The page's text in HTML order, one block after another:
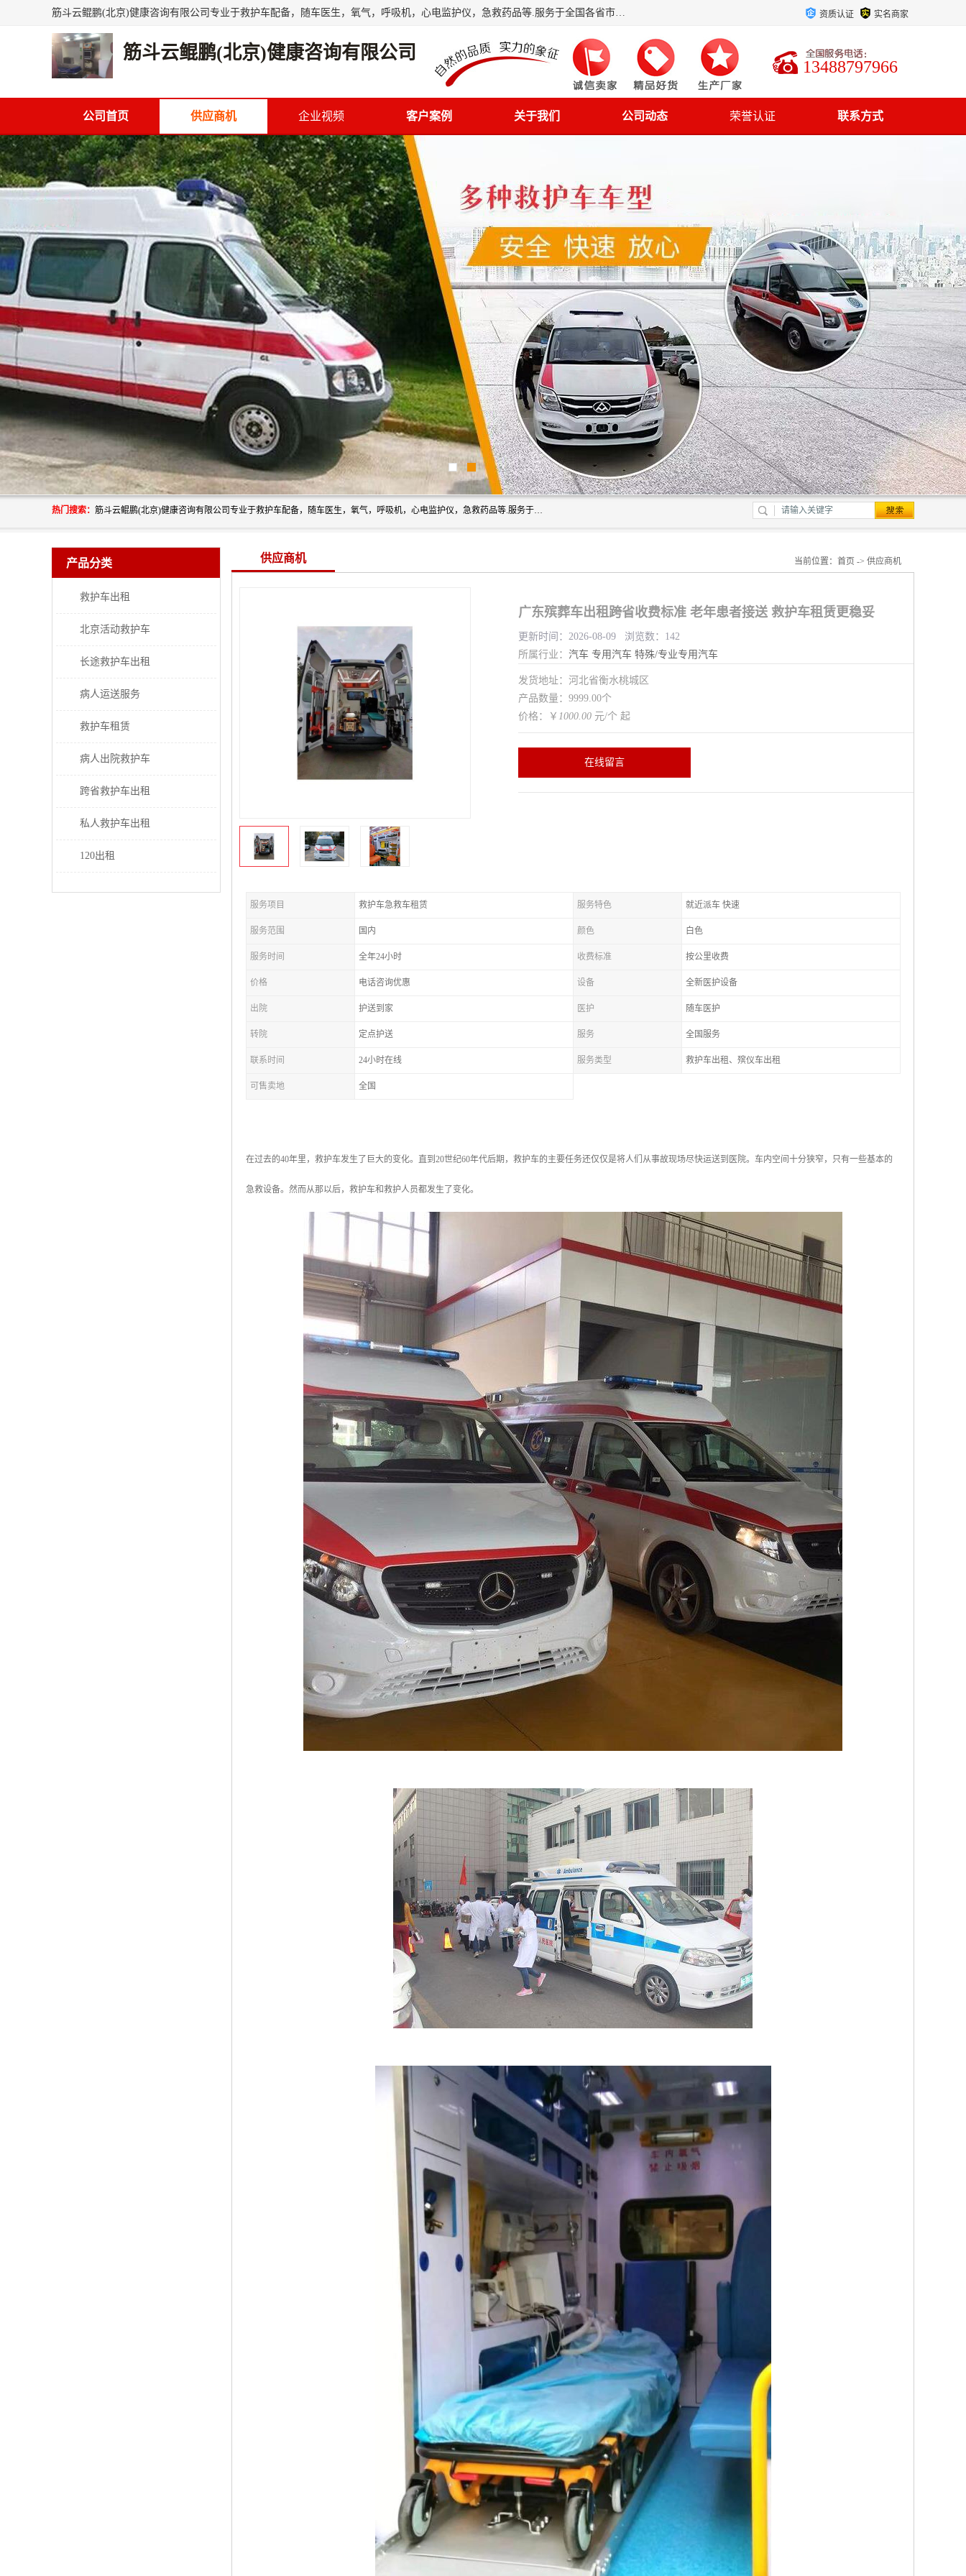
筋斗云鲲鹏(北京)健康咨询有限公司专业于救护车配备，随车医生，氧气，呼吸机，心电监护仪，急救药品等.服务于全国各省市之间伤病员和病愈者及家属的往返接送，及其他需要救护车特需服务的各项业务；承接各种会议、比赛、影视拍摄等所需的救护车服务；承接跨各省市救护*、救护车送病人到机场和火车站等各个指定区域。 资质认证 实名商家
筋斗云鲲鹏(北京)健康咨询有限公司
13488797966
公司首页 供应商机 企业视频 客户案例 关于我们 公司动态 荣誉认证 联系方式
热门搜索： 筋斗云鲲鹏(北京)健康咨询有限公司专业于救护车配备，随车医生，氧气，呼吸机，心电监护仪，急救药品等.服务于全国各省市之间伤病员和病愈者及家属的往返接送，及其他需要救护车特需服务的各项业务；承接各种会议、比赛、影视拍摄等所需的救护车服务；承接跨各省市救护*、救护车送病人到机场和火车站等各个指定区域。
产品分类
救护车出租
北京活动救护车
长途救护车出租
病人运送服务
救护车租赁
病人出院救护车
跨省救护车出租
私人救护车出租
120出租
供应商机 当前位置： 首页 -> 供应商机
广东殡葬车出租跨省收费标准 老年患者接送 救护车租赁更稳妥
更新时间：2026-08-09 浏览数：142
所属行业： 汽车 专用汽车 特殊/专业专用汽车
发货地址：河北省衡水桃城区
产品数量：9999.00个
价格：￥ 1000.00 元/个 起
在线留言
服务项目 救护车急救车租赁 服务特色 就近派车 快速
服务范围 国内 颜色 白色
服务时间 全年24小时 收费标准 按公里收费
价格 电话咨询优惠 设备 全新医护设备
出院 护送到家 医护 随车医护
转院 定点护送 服务 全国服务
联系时间 24小时在线 服务类型 救护车出租、殡仪车出租
可售卖地 全国
在过去的40年里，救护车发生了巨大的变化。直到20世纪60年代后期，救护车的主要任务还仅仅是将人们从事故现场尽快运送到医院。车内空间十分狭窄，只有一些基本的
急救设备。然而从那以后，救护车和救护人员都发生了变化。